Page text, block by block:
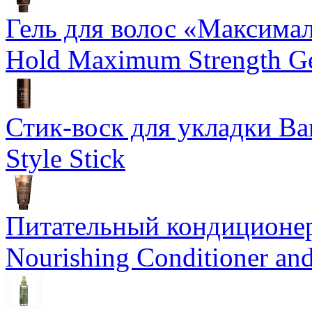
Гель для волос
Hold Maximum Strength
Стик-воск для укладки
Style Stick
Питательный
Nourishing Conditioner